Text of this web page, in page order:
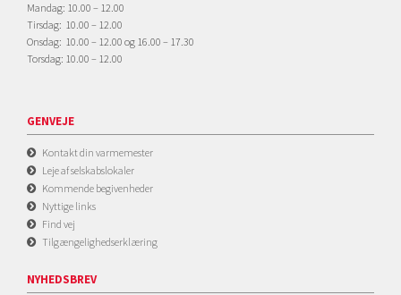
Mandag: 10.00 – 12.00
Tirsdag: 10.00 – 12.00
Onsdag: 10.00 – 12.00 og 16.00 – 17.30
Torsdag: 10.00 – 12.00
GENVEJE
Kontakt din varmemester
Leje af selskabslokaler
Kommende begivenheder
Nyttige links
Find vej
Tilgængelighedserklæring
NYHEDSBREV